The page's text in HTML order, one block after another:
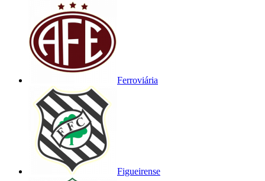
Ferroviária
Figueirense